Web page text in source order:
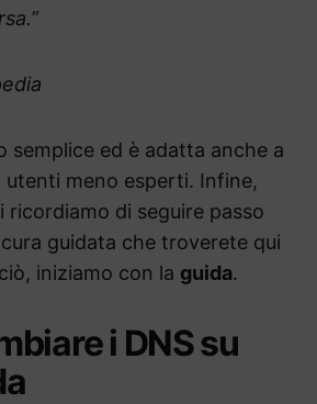
semplice ed è adatta anche a
utenti meno esperti. Infine,
ricordiamo di seguire passo
guidata che troverete qui
iniziamo con la guida.
i DNS su